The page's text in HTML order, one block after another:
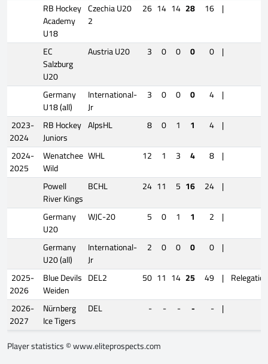
RB Hockey
Academy
U18
Czechia U20
2
26 14 14 28 16 |
EC
Salzburg
U20
Austria U20 3 0 0 0 0 |
Germany
U18 (all)
International-
Jr
3 0 0 0 4 |
2023-
2024
RB Hockey
Juniors
AlpsHL 8 0 1 1 4 |
2024-
2025
Wenatchee
Wild
WHL 12 1 3 4 8 |
Powell
River Kings
BCHL 24 11 5 16 24 |
Germany
U20
WJC-20 5 0 1 1 2 |
Germany
U20 (all)
International-
Jr
2 0 0 0 0 |
2025-
2026
Blue Devils
Weiden
DEL2 50 11 14 25 49 | Relegation
2026-
2027
Nürnberg
Ice Tigers
DEL - - - - - |
Player statistics ©www.eliteprospects.com